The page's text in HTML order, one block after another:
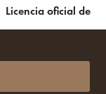
Licencia oficial de